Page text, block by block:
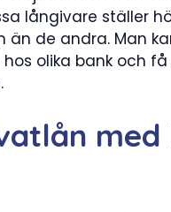
långivare ställer
än de andra. Man
olika bank och få
med